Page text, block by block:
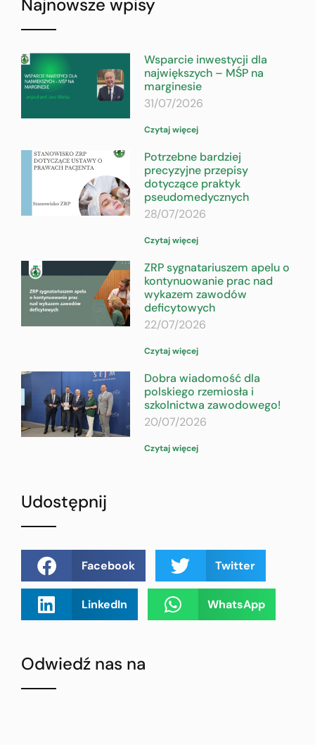
Najnowsze wpisy
Wsparcie inwestycji dla
największych – MŚP na
marginesie
31/07/2026
Czytaj więcej
Potrzebne bardziej
precyzyjne przepisy
dotyczące praktyk
pseudomedycznych
28/07/2026
Czytaj więcej
ZRP sygnatariuszem apelu o
kontynuowanie prac nad
wykazem zawodów
deficytowych
22/07/2026
Czytaj więcej
Dobra wiadomość dla
polskiego rzemiosła i
szkolnictwa zawodowego!
20/07/2026
Czytaj więcej
Udostępnij
Facebook Twitter
LinkedIn WhatsApp
Odwiedź nas na